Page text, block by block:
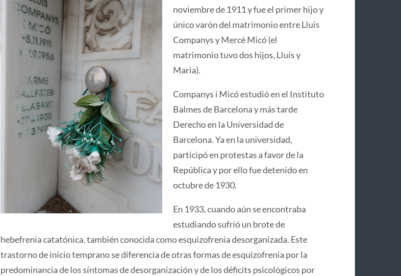
noviembre de 1911 y fue el primer hijo y
único varón del matrimonio entre Lluís
Companys y Mercè Micó (el
matrimonio tuvo dos hijos, Lluís y
Maria).
Companys i Micó estudió en el Instituto
Balmes de Barcelona y más tarde
Derecho en la Universidad de
Barcelona. Ya en la universidad,
participó en protestas a favor de la
República y por ello fue detenido en
octubre de 1930.
En 1933, cuando aún se encontraba
estudiando sufrió un brote de
hebefrenia catatónica. también conocida como esquizofrenia desorganizada. Este
trastorno de inicio temprano se diferencia de otras formas de esquizofrenia por la
predominancia de los síntomas de desorganización y de los déficits psicológicos por